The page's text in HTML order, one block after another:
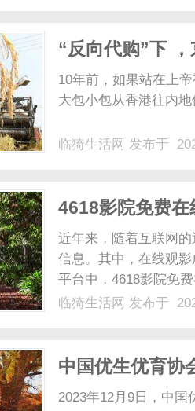
“反向代购”下
10年前，如果站在上
大包小包从香港往内
临猗生活网 发布于
4618影院免费
近年来，随着互联网
信息。其中，在线观
平台中，4618影院免
以其丰富的电影资源
临猗生活网 发布于
中国优生优育协
次学术会议在北
2023年12月9日，中